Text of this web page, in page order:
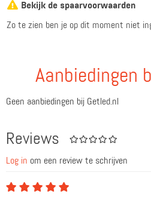
Bekijk de spaarvoorwaarden
Zo te zien ben je op dit moment niet
Aanbiedingen
Geen aanbiedingen bij Getled.nl
Reviews
Log in om een review te schrijven